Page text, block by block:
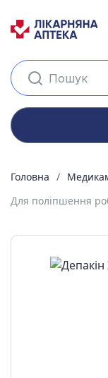
Головна
Для поліпшення